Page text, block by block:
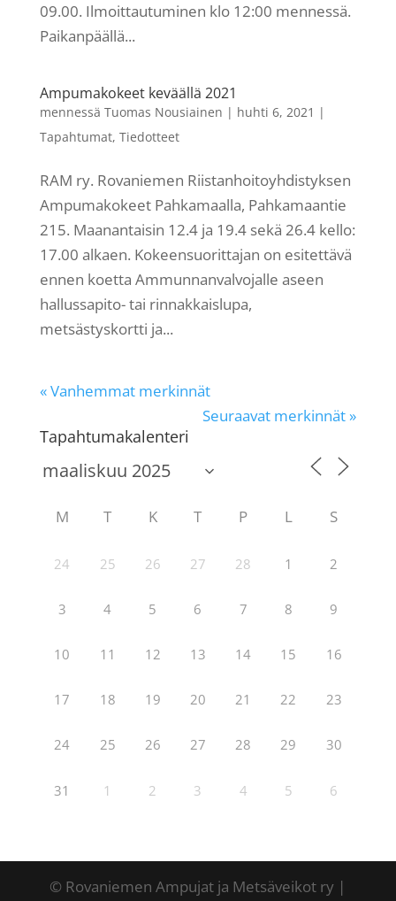
09.00. Ilmoittautuminen klo 12:00 mennessä.
Paikanpäällä...
Ampumakokeet keväällä 2021
mennessä Tuomas Nousiainen | huhti 6, 2021 |
Tapahtumat, Tiedotteet
RAM ry. Rovaniemen Riistanhoitoyhdistyksen
Ampumakokeet Pahkamaalla, Pahkamaantie
215. Maanantaisin 12.4 ja 19.4 sekä 26.4 kello:
17.00 alkaen. Kokeensuorittajan on esitettävä
ennen koetta Ammunnanvalvojalle aseen
hallussapito- tai rinnakkaislupa,
metsästyskortti ja...
« Vanhemmat merkinnät
Seuraavat merkinnät »
Tapahtumakalenteri
M T K T P L S
24 25 26 27 28 1 2
3 4 5 6 7 8 9
10 11 12 13 14 15 16
17 18 19 20 21 22 23
24 25 26 27 28 29 30
31 1 2 3 4 5 6
© Rovaniemen Ampujat ja Metsäveikot ry |